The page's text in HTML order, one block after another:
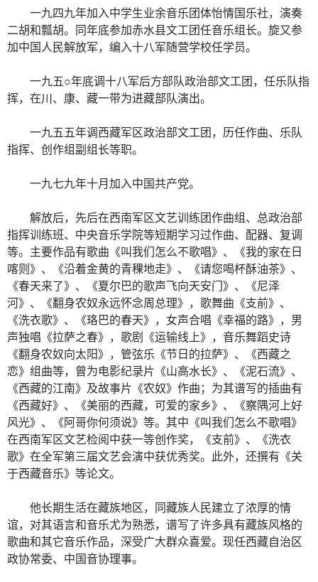
一九四九年加入中学生业余音乐团体怡情国乐社，演奏
二胡和瓢胡。同年底参加赤水县文工团任音乐组长。旋又参
加中国人民解放军，编入十八军随营学校任学员。
一九五○年底调十八军后方部队政治部文工团，任乐队指
挥，在川、康、藏一带为进藏部队演出。
一九五五年调西藏军区政治部文工团，历任作曲、乐队
指挥、创作组副组长等职。
一九七九年十月加入中国共产党。
解放后，先后在西南军区文艺训练团作曲组、总政治部
指挥训练班、中央音乐学院等短期学习过作曲、配器、复调
等。主要作品有歌曲《叫我们怎么不歌唱》、《我的家在日
喀则》、《沿着金黄的青稞地走》、《请您喝杯酥油茶》、
《春天来了》、《夏尔巴的歌声飞向天安门》、《尼泽
河》、《翻身农奴永远怀念周总理》，歌舞曲《支前》、
《洗衣歌》、《珞巴的春天》，女声合唱《幸福的路》，男
声独唱《拉萨之春》，歌剧《运输线上》，音乐舞蹈史诗
《翻身农奴向太阳》，管弦乐《节日的拉萨》、《西藏之
恋》组曲等，曾为电影纪录片《山高水长》、《泥石流》、
《西藏的江南》及故事片《农奴》作曲；为其谱写的插曲有
《西藏好》、《美丽的西藏，可爱的家乡》、《察隅河上好
风光》、《阿哥你何须说》等。其中《叫我们怎么不歌唱》
在西南军区文艺检阅中获一等创作奖，《支前》、《洗衣
歌》在全军第三届文艺会演中获优秀奖。此外，还撰有《关
于西藏音乐》等论文。
他长期生活在藏族地区，同藏族人民建立了浓厚的情
谊，对其语言和音乐尤为熟悉，谱写了许多具有藏族风格的
歌曲和其它音乐作品，深受广大群众喜爱。现任西藏自治区
政协常委、中国音协理事。